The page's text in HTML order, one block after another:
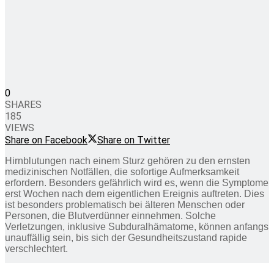
0
SHARES
185
VIEWS
Share on Facebook
Share on Twitter
Hirnblutungen nach einem Sturz gehören zu den ernsten
medizinischen Notfällen, die sofortige Aufmerksamkeit
erfordern. Besonders gefährlich wird es, wenn die Symptome
erst Wochen nach dem eigentlichen Ereignis auftreten. Dies
ist besonders problematisch bei älteren Menschen oder
Personen, die Blutverdünner einnehmen. Solche
Verletzungen, inklusive Subduralhämatome, können anfangs
unauffällig sein, bis sich der Gesundheitszustand rapide
verschlechtert.